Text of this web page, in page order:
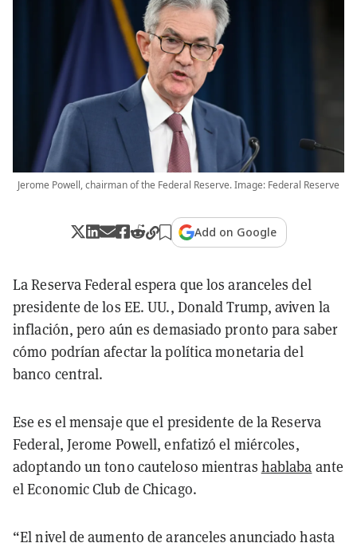
Jerome Powell, chairman of the Federal Reserve. Image: Federal Reserve
Add on Google
La Reserva Federal espera que los aranceles del
presidente de los EE. UU., Donald Trump, aviven la
inflación, pero aún es demasiado pronto para saber
cómo podrían afectar la política monetaria del
banco central.
Ese es el mensaje que el presidente de la Reserva
Federal, Jerome Powell, enfatizó el miércoles,
adoptando un tono cauteloso mientras hablaba ante
el Economic Club de Chicago.
“El nivel de aumento de aranceles anunciado hasta